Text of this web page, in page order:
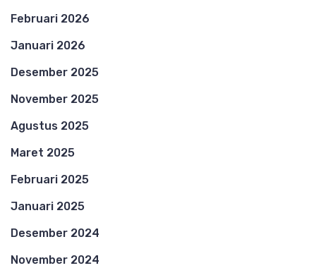
Februari 2026
Januari 2026
Desember 2025
November 2025
Agustus 2025
Maret 2025
Februari 2025
Januari 2025
Desember 2024
November 2024